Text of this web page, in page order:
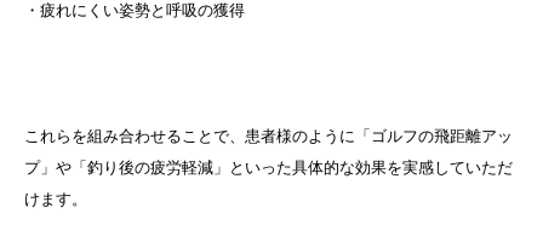
・疲れにくい姿勢と呼吸の獲得
これらを組み合わせることで、患者様のように「ゴルフの飛距離アッ
プ」や「釣り後の疲労軽減」といった具体的な効果を実感していただ
けます。